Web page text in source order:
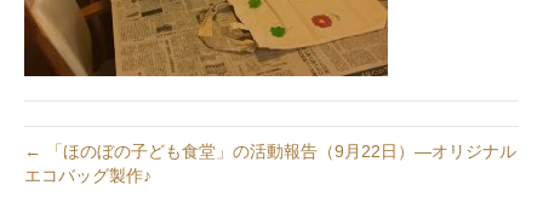
← 「ほのぼの子ども食堂」の活動報告（9月22日）―オリジナル
エコバッグ製作♪